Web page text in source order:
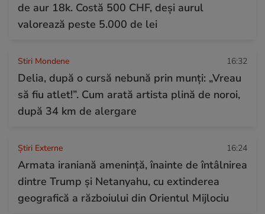
de aur 18k. Costă 500 CHF, deși aurul
valorează peste 5.000 de lei
Stiri Mondene 16:32
Delia, după o cursă nebună prin munți: „Vreau
să fiu atlet!”. Cum arată artista plină de noroi,
după 34 km de alergare
Știri Externe 16:24
Armata iraniană amenință, înainte de întâlnirea
dintre Trump și Netanyahu, cu extinderea
geografică a războiului din Orientul Mijlociu